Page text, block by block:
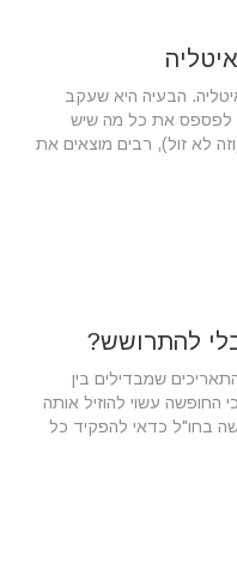
הבעיה היא שעקב
לפספס את כל מה שיש
לא זול), רבים מוצאים את
להתרושש?
שמבדילים בין
החופשה עשוי להוזיל אותה
לחופשה בחו"ל כדאי להפקיד כל